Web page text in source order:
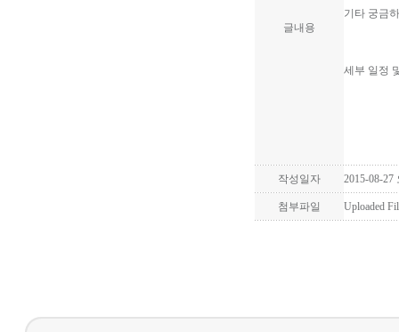
글내용
기타 궁금
세부 일정
작성일자 2015-08-27
첨부파일 Uploaded